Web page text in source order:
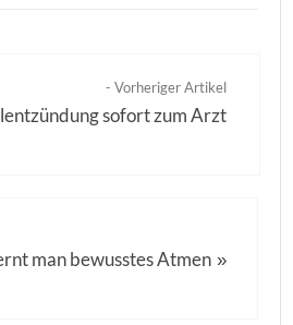
- Vorheriger Artikel
sofort zum Arzt
man bewusstes Atmen »